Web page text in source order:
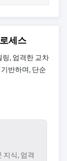
세스
, 엄격한 교차
반하며, 단순
지식, 엄격